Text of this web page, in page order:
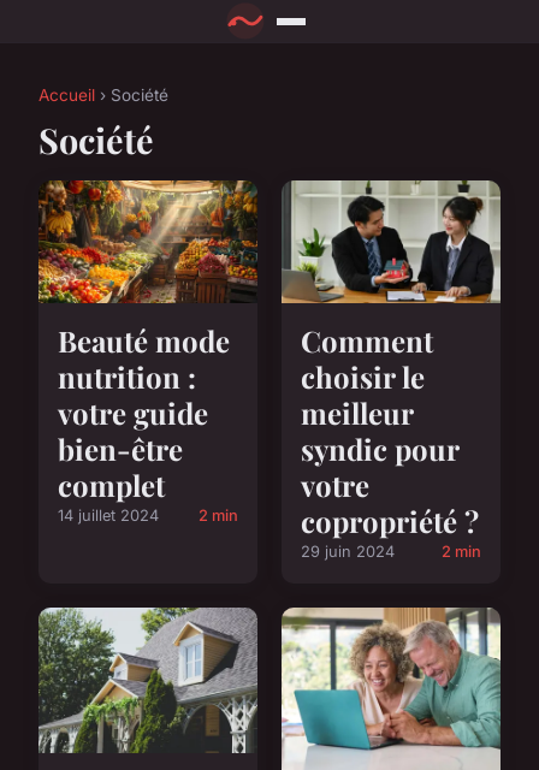
Accueil › Société
Société
Beauté mode
nutrition :
votre guide
bien-être
complet
14 juillet 2024 2 min
Comment
choisir le
meilleur
syndic pour
votre
copropriété ?
29 juin 2024 2 min